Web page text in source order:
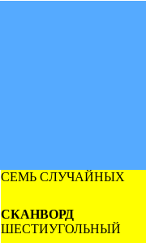
СЕМЬ СЛУЧАЙНЫХ
СКАНВОРД
ШЕСТИУГОЛЬНЫЙ